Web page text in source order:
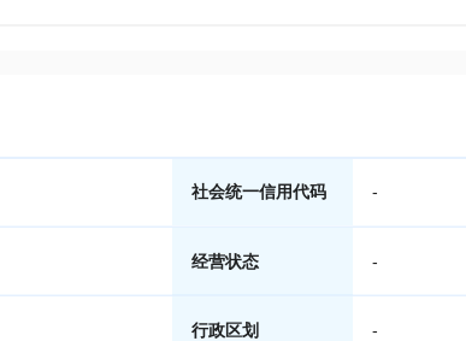
社会统一信用代码 -
经营状态 -
行政区划 -